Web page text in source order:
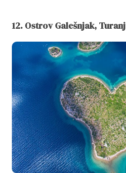
12. Ostrov Galešnjak, Turanj